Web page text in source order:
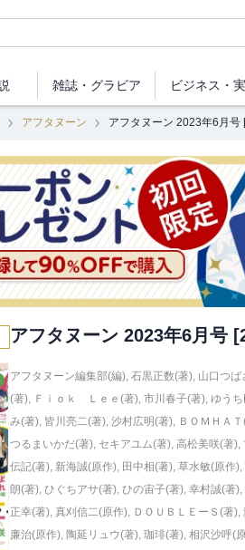
雑誌・ グラビア ビジネス ・
アフタヌーン アフタヌーン 2023年6月号
アフタヌーン 2023年6月号
アフタヌーン編集部(編), 石黒正数(著), 山口つば
(著), Ｆｉｏｋ Ｌｅｅ(著), 市川春子(著), ゆうち
み(著), 皆川亮二(著), 沙村広明(著), ＢＯＭＨＡ
つるまいかだ(著), セキアユム(著), 高松美咲(著),
伝記(著), 新海誠(原作), 田中相(著), 草水敏(原作),
朗(著), ひぐちアサ(著), ひの宙子(著), 幸村誠(著),
正幸(著), 真刈信二(原作), ＤＯＵＢＬＥーＳ(著),
廉治(原作), 陶延リュウ(著), 珈琲(著), 相沢沙呼(